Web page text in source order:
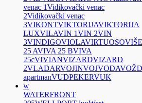
venac 1Vidikovački venac
2Vidikovački venac
3VIKONTVIKTORIJAVIKTORIJA
LUXVILAVIN 1VIN 2VIN
3VINDIGOVIOLAVIRTUOSO
25 AVIVA 25 BVIVA
25cVIVIANVIZARDVIZARD
2VLADARVOJINVOJVODAVOŽD
apartmanVUDPEKERVUK
w
WATERFRONT